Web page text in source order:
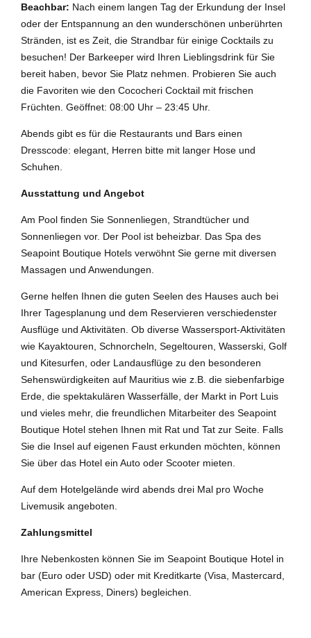
Beachbar: Nach einem langen Tag der Erkundung der Insel
oder der Entspannung an den wunderschönen unberührten
Stränden, ist es Zeit, die Strandbar für einige Cocktails zu
besuchen! Der Barkeeper wird Ihren Lieblingsdrink für Sie
bereit haben, bevor Sie Platz nehmen. Probieren Sie auch
die Favoriten wie den Cococheri Cocktail mit frischen
Früchten. Geöffnet: 08:00 Uhr – 23:45 Uhr.
Abends gibt es für die Restaurants und Bars einen
Dresscode: elegant, Herren bitte mit langer Hose und
Schuhen.
Ausstattung und Angebot
Am Pool finden Sie Sonnenliegen, Strandtücher und
Sonnenliegen vor. Der Pool ist beheizbar. Das Spa des
Seapoint Boutique Hotels verwöhnt Sie gerne mit diversen
Massagen und Anwendungen.
Gerne helfen Ihnen die guten Seelen des Hauses auch bei
Ihrer Tagesplanung und dem Reservieren verschiedenster
Ausflüge und Aktivitäten. Ob diverse Wassersport-Aktivitäten
wie Kayaktouren, Schnorcheln, Segeltouren, Wasserski, Golf
und Kitesurfen, oder Landausflüge zu den besonderen
Sehenswürdigkeiten auf Mauritius wie z.B. die siebenfarbige
Erde, die spektakulären Wasserfälle, der Markt in Port Luis
und vieles mehr, die freundlichen Mitarbeiter des Seapoint
Boutique Hotel stehen Ihnen mit Rat und Tat zur Seite. Falls
Sie die Insel auf eigenen Faust erkunden möchten, können
Sie über das Hotel ein Auto oder Scooter mieten.
Auf dem Hotelgelände wird abends drei Mal pro Woche
Livemusik angeboten.
Zahlungsmittel
Ihre Nebenkosten können Sie im Seapoint Boutique Hotel in
bar (Euro oder USD) oder mit Kreditkarte (Visa, Mastercard,
American Express, Diners) begleichen.